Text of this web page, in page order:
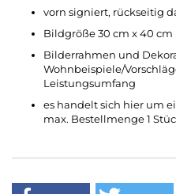
vorn signiert, rückseitig
Bildgröße 30 cm x 40 cm
Bilderrahmen und
Wohnbeispiele/
Leistungsumfang
es handelt sich hier um
max. Bestellmenge 1